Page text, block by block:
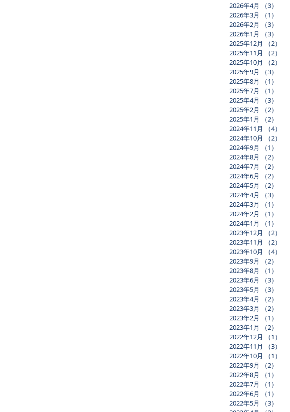
2026年4月 （3）
2026年3月
（1）
2026年2月
（3）
2026年1月
（3）
2025年12月
（2）
2025年11月
（2）
2025年10月
（2）
2025年9月
（3）
2025年8月
（1）
2025年7月
（1）
2025年4月
（3）
2025年2月
（2）
2025年1月
（2）
2024年11月
（4）
2024年10月
（2）
2024年9月
（1）
2024年8月
（2）
2024年7月
（2）
2024年6月
（2）
2024年5月
（2）
2024年4月
（3）
2024年3月
（1）
2024年2月
（1）
2024年1月
（1）
2023年12月
（2）
2023年11月
（2）
2023年10月
（4）
2023年9月
（2）
2023年8月
（1）
2023年6月
（3）
2023年5月
（3）
2023年4月
（2）
2023年3月
（2）
2023年2月
（1）
2023年1月
（2）
2022年12月
（1）
2022年11月
（3）
2022年10月
（1）
2022年9月
（2）
2022年8月
（1）
2022年7月
（1）
2022年6月
（1）
2022年5月
（3）